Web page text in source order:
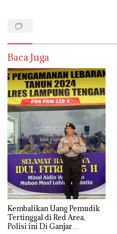
Baca Juga
Kembalikan Uang Pemudik
Tertinggal di Red Area,
Polisi ini Di Ganjar